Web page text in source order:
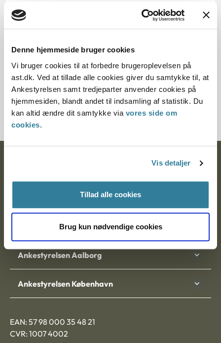
Denne hjemmeside bruger cookies
Vi bruger cookies til at forbedre brugeroplevelsen på
ast.dk. Ved at tillade alle cookies giver du samtykke til, at
Ankestyrelsen samt tredjeparter anvender cookies på
hjemmesiden, blandt andet til indsamling af statistik. Du
kan altid ændre dit samtykke via vores side om
cookies.
Vis detaljer
Tillad alle cookies
Brug kun nødvendige cookies
10.07.2013
1211153-09
Postadresse:
9000 Aalborg
Ankestyrelsen Aalborg
Ankestyrelsen København
EAN: 57 98 000 35 48 21
CVR: 1007 4002